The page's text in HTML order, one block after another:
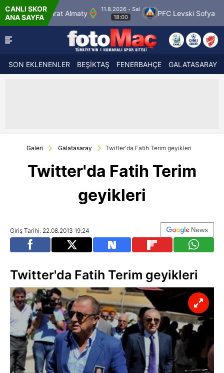
CANLI SKOR
ANA SAYFA
- Sal
18:00
PFC Levski Sofya Sabah Masazir
11.8.2026 -
19:00
SON EKLENENLER BEŞİKTAŞ FENERBAHÇE GALATASARAY
Galeri Galatasaray Twitter'da Fatih Terim geyikleri
Twitter'da Fatih Terim
geyikleri
Giriş Tarihi: 22.08.2013 19:24
Twitter'da Fatih Terim geyikleri